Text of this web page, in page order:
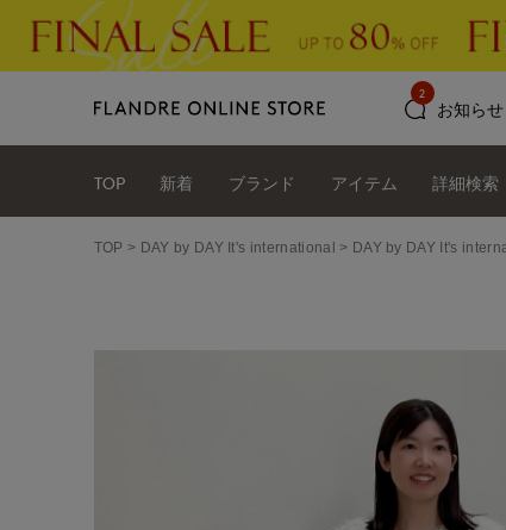
お知らせ
2
TOP 新着 ブランド アイテム 詳細検索
TOP DAY by DAY It's international DAY by DAY It's